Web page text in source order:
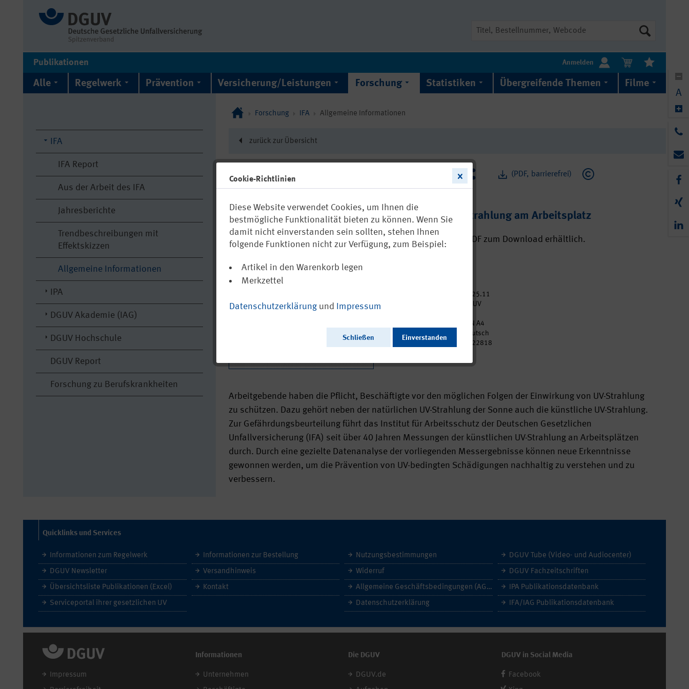
Publikationen Anmelden
Alle Regelwerk Prävention Versicherung/Leistungen Forschung Statistiken Übergreifende Themen Filme
IFA
IFA Report
Aus der Arbeit des IFA
Jahresberichte
Trendbeschreibungen mit
Effektskizzen
Allgemeine Informationen
IPA
DGUV Akademie (IAG)
DGUV Hochschule
DGUV Report
Forschung zu Berufskrankheiten
Forschung IFA Allgemeine Informationen
zurück zur Übersicht
(PDF, barrierefrei)
Künstliche UV-Strahlung am Arbeitsplatz
Ausschließlich als PDF zum Download erhältlich.
2025.11
DGUV
DIN A4
Sprache:
Deutsch
p022818
Arbeitgebende haben die Pflicht, Beschäftigte vor den möglichen Folgen der Einwirkung von UV-Strahlung
zu schützen. Dazu gehört neben der natürlichen UV-Strahlung der Sonne auch die künstliche UV-Strahlung.
Zur Gefährdungsbeurteilung führt das Institut für Arbeitsschutz der Deutschen Gesetzlichen
Unfallversicherung (IFA) seit über 40 Jahren Messungen der künstlichen UV-Strahlung an Arbeitsplätzen
durch. Durch eine gezielte Datenanalyse der vorliegenden Messergebnisse können neue Erkenntnisse
gewonnen werden, um die Prävention von UV-bedingten Schädigungen nachhaltig zu verstehen und zu
verbessern.
Quicklinks und Services
Informationen zum Regelwerk
DGUV Newsletter
Übersichtsliste Publikationen (Excel)
Serviceportal ihrer gesetzlichen UV
Informationen zur Bestellung
Versandhinweis
Kontakt
Nutzungsbestimmungen
Widerruf
Allgemeine Geschäftsbedingungen (AGB)
Datenschutzerklärung
DGUV Tube (Video- und Audiocenter)
DGUV Fachzeitschriften
IPA Publikationsdatenbank
IFA/IAG Publikationsdatenbank
Impressum
Informationen
Unternehmen
Die DGUV
DGUV.de
DGUV in Social Media
Facebook
A
Cookie-Richtlinien
Diese Website verwendet Cookies, um Ihnen die
bestmögliche Funktionalität bieten zu können. Wenn Sie
damit nicht einverstanden sein sollten, stehen Ihnen
folgende Funktionen nicht zur Verfügung, zum Beispiel:
Artikel in den Warenkorb legen
Merkzettel
Datenschutzerklärung und Impressum
Schließen Einverstanden